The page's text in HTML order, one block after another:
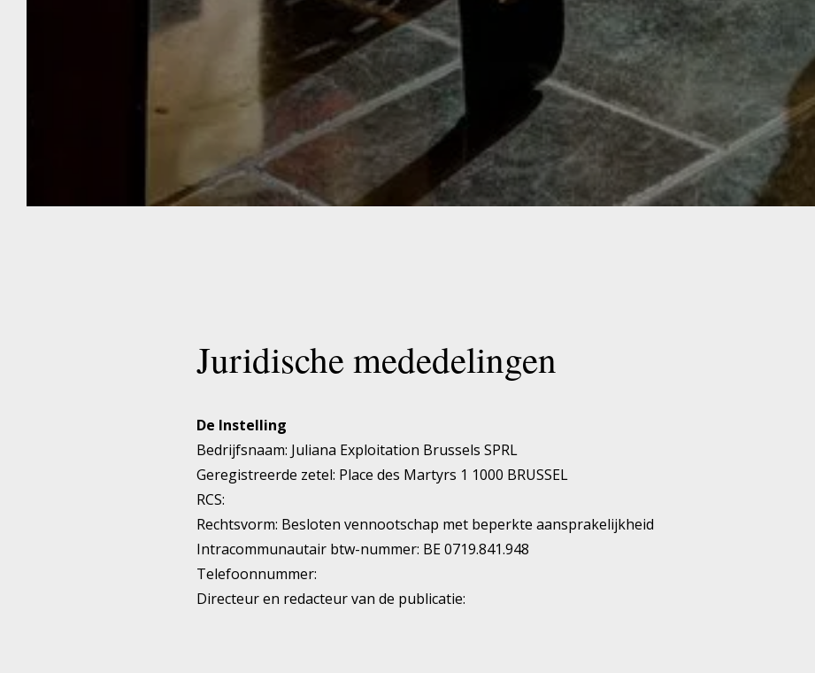
Juridische mededelingen
De Instelling
Bedrijfsnaam: Juliana Exploitation Brussels SPRL
Geregistreerde zetel: Place des Martyrs 1 1000 BRUSSEL
RCS:
Rechtsvorm: Besloten vennootschap met beperkte aansprakelijkheid
Intracommunautair btw-nummer: BE 0719.841.948
Telefoonnummer:
Directeur en redacteur van de publicatie: